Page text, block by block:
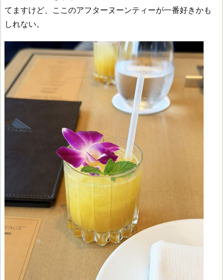
てますけど、ここのアフターヌーンティーが一番好きかも
しれない。